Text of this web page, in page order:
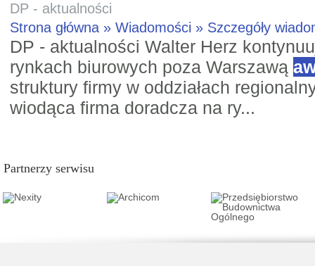
DP - aktualności
Strona główna » Wiadomości » Szczegóły
DP - aktualności Walter Herz
rynkach biurowych poza Warszawą
struktury firmy w oddziałach
wiodąca firma doradcza na ry...
Partnerzy serwisu